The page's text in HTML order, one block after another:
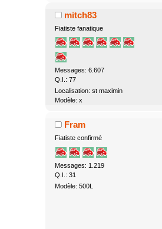
mitch83
Fiatiste fanatique
Messages: 6.607
Q.I.: 77
Localisation: st maximin
Modèle: x
Fram
Fiatiste confirmé
Messages: 1.219
Q.I.: 31
Modèle: 500L